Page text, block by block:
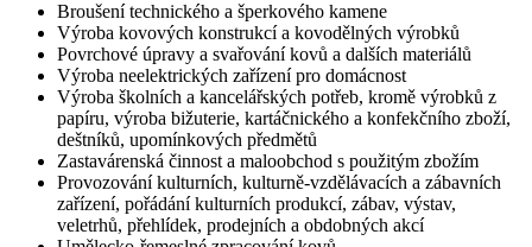
Broušení technického a šperkového kamene
Výroba kovových konstrukcí a kovodělných výrobků
Povrchové úpravy a svařování kovů a dalších materiálů
Výroba neelektrických zařízení pro domácnost
Výroba školních a kancelářských potřeb, kromě výrobků z
papíru, výroba bižuterie, kartáčnického a konfekčního zboží,
deštníků, upomínkových předmětů
Zastavárenská činnost a maloobchod s použitým zbožím
Provozování kulturních, kulturně-vzdělávacích a zábavních
zařízení, pořádání kulturních produkcí, zábav, výstav,
veletrhů, přehlídek, prodejních a obdobných akcí